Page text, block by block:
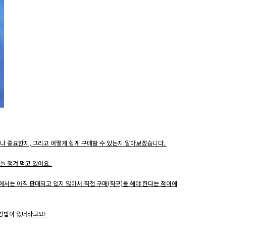
중요한지, 그리고 어떻게 쉽게 구매할 수 있는지 알아보겠습니다.
챙겨 먹고 있어요.
는 아직 판매되고 있지 않아서 직접 구매(직구)를 해야 한다는 점이에
법이 있더라고요!